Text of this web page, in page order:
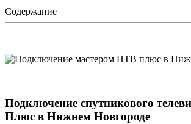
Содержание
Подключение спутникового
Плюс в Нижнем Новгороде